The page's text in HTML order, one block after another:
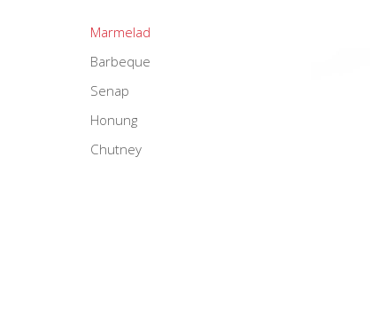
Marmelad
Barbeque
Senap
Honung
Chutney